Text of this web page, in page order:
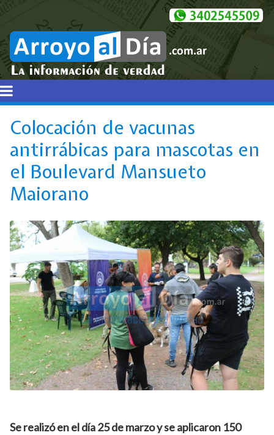
Colocación de vacunas
antirrábicas para mascotas en
el Boulevard Mansueto
Maiorano
Se realizó en el día 25 de marzo y se aplicaron 150